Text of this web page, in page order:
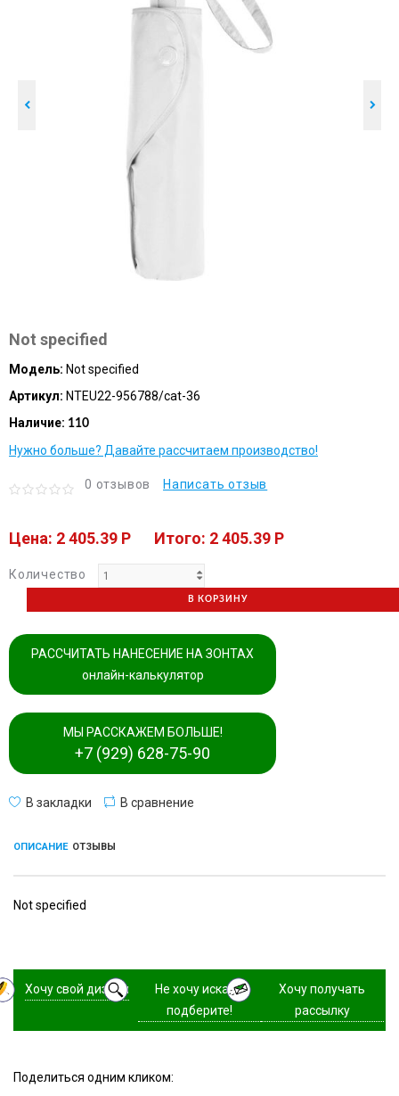
Not specified
Модель: Not specified
Артикул: NTEU22-956788/cat-36
Наличие: 110
Нужно больше? Давайте рассчитаем производство!
0 отзывов Написать отзыв
Цена: 2 405.39 P Итого: 2 405.39 P
Количество
В КОРЗИНУ
РАССЧИТАТЬ НАНЕСЕНИЕ НА ЗОНТАХ
онлайн-калькулятор
МЫ РАССКАЖЕМ БОЛЬШЕ!
+7 (929) 628-75-90
В закладки В сравнение
ОПИСАНИЕ ОТЗЫВЫ
Not specified
Хочу свой дизайн
Не хочу искать,
подберите!
Хочу получать
рассылку
Поделиться одним кликом: